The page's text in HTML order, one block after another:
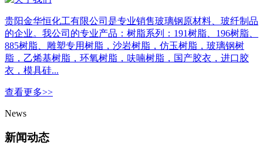
贵阳金华恒化工有限公司是专业销售玻璃钢原材料、玻纤制品
的企业。我公司的专业产品：树脂系列：191树脂、196树脂、
885树脂、雕塑专用树脂，沙岩树脂，仿玉树脂，玻璃钢树
脂，乙烯基树脂，环氧树脂，呋喃树脂，国产胶衣，进口胶
衣，模具硅...
查看更多>>
News
新闻动态